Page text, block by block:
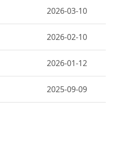
2026-03-10
2026-02-10
2026-01-12
2025-09-09